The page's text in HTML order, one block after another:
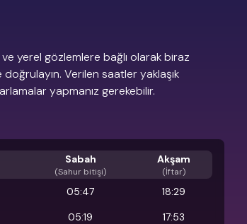
yerel gözlemlere bağlı olarak biraz
Verilen saatler yaklaşık
yapmanız gerekebilir.
Sabah
(Sahur bitişi)
Akşam
(İftar)
05:47
18:29
05:19
17:53